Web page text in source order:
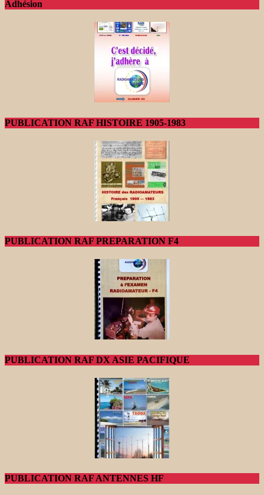
Adhésion
PUBLICATION RAF HISTOIRE 1905-1983
PUBLICATION RAF PREPARATION F4
PUBLICATION RAF DX ASIE PACIFIQUE
PUBLICATION RAF ANTENNES HF